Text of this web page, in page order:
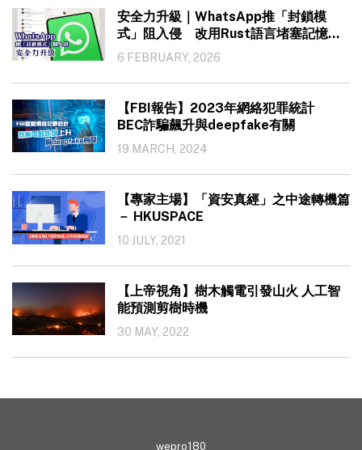
安全力升級｜WhatsApp推「封鎖模
式」阻入侵 改用Rust語言堵塞記憶體
漏洞
6 FEBRUARY, 2026
【FBI報告】2023年網絡犯罪統計
BEC詐騙飆升與deepfake有關
19 MARCH, 2024
【專家主場】「資安真經」之中途轉機篇
－ HKUSPACE
10 JULY, 2021
【上帝視角】樹木觸電引發山火 人工智
能預測剪樹時機
30 MAY, 2022
wepro180